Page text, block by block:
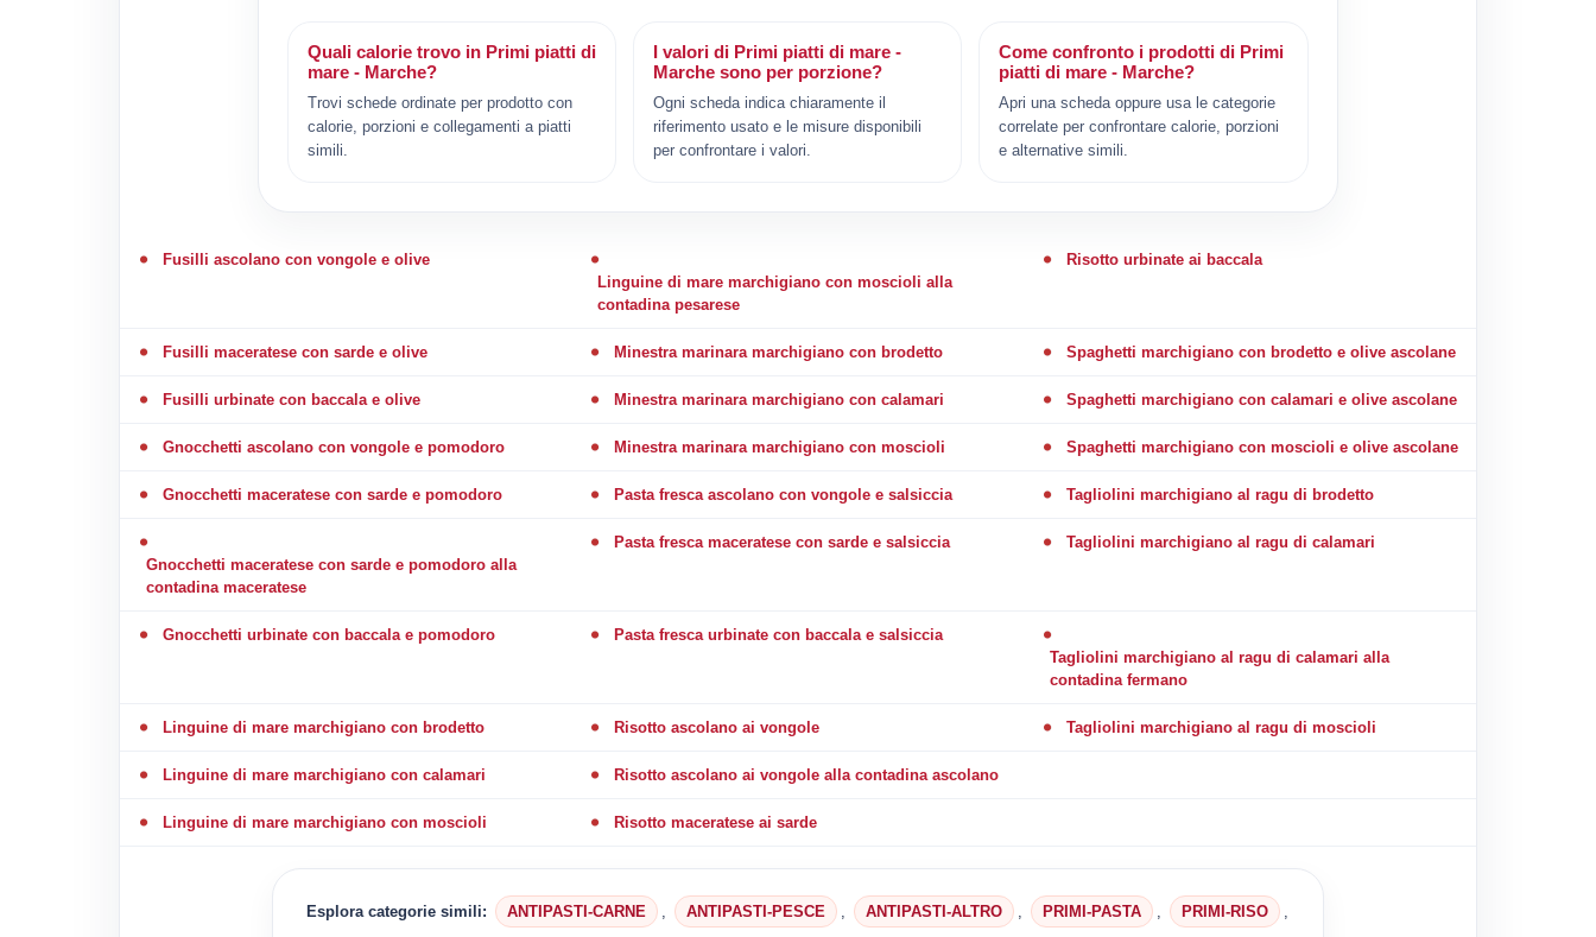
Quali calorie trovo in Primi piatti di
mare - Marche?
Trovi schede ordinate per prodotto con
calorie, porzioni e collegamenti a piatti
simili.
I valori di Primi piatti di mare -
Marche sono per porzione?
Ogni scheda indica chiaramente il
riferimento usato e le misure disponibili
per confrontare i valori.
Come confronto i prodotti di Primi
piatti di mare - Marche?
Apri una scheda oppure usa le categorie
correlate per confrontare calorie, porzioni
e alternative simili.
Fusilli ascolano con vongole e olive
Linguine di mare marchigiano con moscioli alla
contadina pesarese
Risotto urbinate ai baccala
Fusilli maceratese con sarde e olive Minestra marinara marchigiano con brodetto Spaghetti marchigiano con brodetto e olive ascolane
Fusilli urbinate con baccala e olive Minestra marinara marchigiano con calamari Spaghetti marchigiano con calamari e olive ascolane
Gnocchetti ascolano con vongole e pomodoro Minestra marinara marchigiano con moscioli Spaghetti marchigiano con moscioli e olive ascolane
Gnocchetti maceratese con sarde e pomodoro Pasta fresca ascolano con vongole e salsiccia Tagliolini marchigiano al ragu di brodetto
Gnocchetti maceratese con sarde e pomodoro alla
contadina maceratese
Pasta fresca maceratese con sarde e salsiccia Tagliolini marchigiano al ragu di calamari
Gnocchetti urbinate con baccala e pomodoro
Pasta fresca urbinate con baccala e salsiccia
Tagliolini marchigiano al ragu di calamari alla
contadina fermano
Linguine di mare marchigiano con brodetto Risotto ascolano ai vongole Tagliolini marchigiano al ragu di moscioli
Linguine di mare marchigiano con calamari Risotto ascolano ai vongole alla contadina ascolano
Linguine di mare marchigiano con moscioli Risotto maceratese ai sarde
Esplora categorie simili: ANTIPASTI-CARNE ANTIPASTI-PESCE ANTIPASTI-ALTRO PRIMI-PASTA PRIMI-RISO